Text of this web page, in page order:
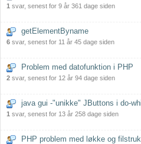
1 svar, senest for 9 år 361 dage siden
getElementByname
6 svar, senest for 11 år 45 dage siden
Problem med datofunktion i PHP
2 svar, senest for 12 år 94 dage siden
java gui -"unikke" JButtons i do-
1 svar, senest for 13 år 258 dage siden
PHP problem med løkke og